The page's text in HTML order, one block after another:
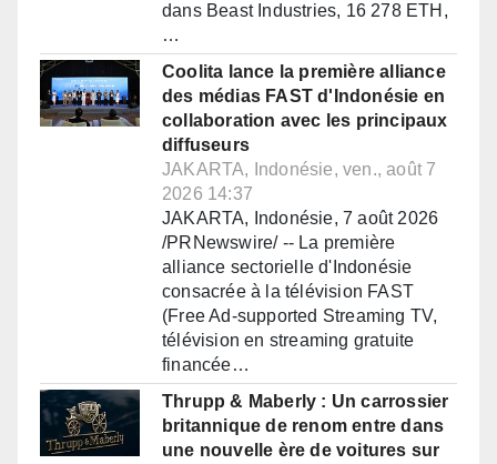
dans Beast Industries, 16 278 ETH,
…
Coolita lance la première alliance
des médias FAST d'Indonésie en
collaboration avec les principaux
diffuseurs
JAKARTA, Indonésie, ven., août 7
2026 14:37
JAKARTA, Indonésie, 7 août 2026
/PRNewswire/ -- La première
alliance sectorielle d'Indonésie
consacrée à la télévision FAST
(Free Ad-supported Streaming TV,
télévision en streaming gratuite
financée…
Thrupp & Maberly : Un carrossier
britannique de renom entre dans
une nouvelle ère de voitures sur